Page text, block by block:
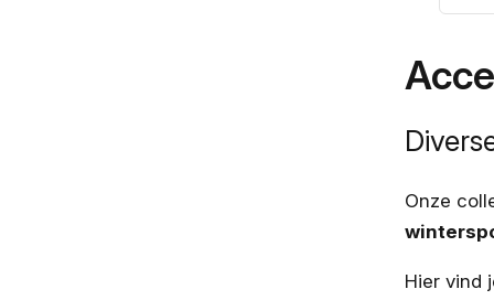
prijs
Onze
Hier vind